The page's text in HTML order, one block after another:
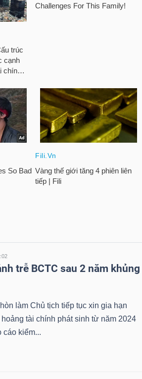
trễ BCTC sau 2 năm khủng
làm Chủ tịch tiếp tục xin gia hạn
tài chính phát sinh từ năm 2024
kiểm...